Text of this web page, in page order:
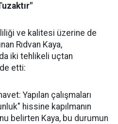
ve kalitesi üzerine de
Rıdvan Kaya,
iki tehlikeli uçtan
etti:
Yapılan çalışmaları
hissine kapılmanın
belirten Kaya, bu durumun